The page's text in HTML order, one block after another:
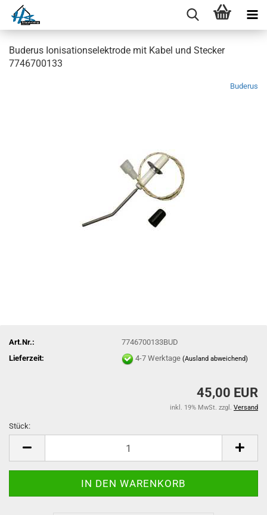
Buderus Ionisationselektrode mit Kabel und Stecker
7746700133
Buderus
Art.Nr.:
7746700133BUD
Lieferzeit:
4-7 Werktage(Ausland abweichend)
45,00 EUR
inkl. 19% MwSt. zzgl. Versand
Stück: